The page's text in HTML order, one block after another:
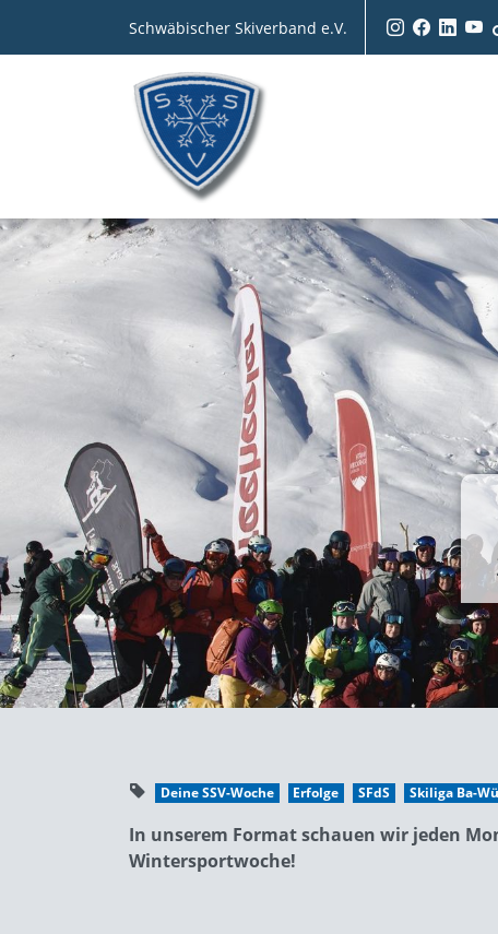
Schwäbischer Skiverband e.V.
Deine SSV-Woche Erfolge SFdS Skiliga Ba-Wü
In unserem Format schauen wir jeden
Wintersportwoche!